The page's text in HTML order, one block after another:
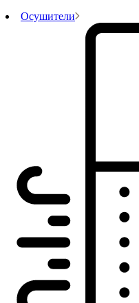
Осушители